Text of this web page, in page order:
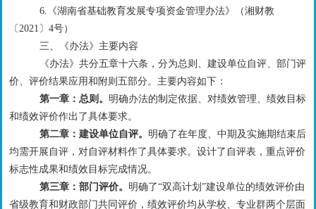
6. 《湖南省基础教育发展专项资金管理办法》（湘财教
〔 2021 〕 4号）
三、
《办法》主要内容
《办法》共分五章十六条，分为总则、建设单位自评、部门评
价、评价结果应用和附则五部分。主要内容如下：
第一章：总则。 明确办法的制定依据、 对绩效管理、绩效目标
和绩效评价作出了具体要求。
第二章： 建设单位自评。 明确了在年度、中期及实施期结束后
均需开展自评，对自评材料作了具体要求。 设计了自评表，重点评价
标志性成果和绩效目标完成情况。
第三章：部门评价。 明确了“双高计划”建设单位的绩效评价由
省级教育和财政部门共同评价，绩效评价均从学校、专业群两个层面